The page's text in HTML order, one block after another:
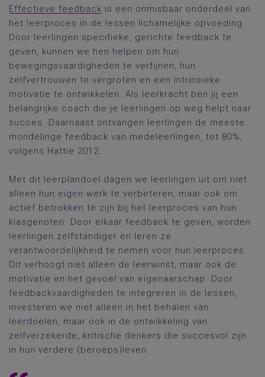
Effectieve feedback is een onmisbaar onderdeel van
het leerproces in de lessen lichamelijke opvoeding.
Door leerlingen specifieke, gerichte feedback te
geven, kunnen we hen helpen om hun
bewegingsvaardigheden te verfijnen, hun
zelfvertrouwen te vergroten en een intrinsieke
motivatie te ontwikkelen. Als leerkracht ben jij een
belangrijke coach die je leerlingen op weg helpt naar
succes. Daarnaast ontvangen leerlingen de meeste
mondelinge feedback van medeleerlingen, tot 80%,
volgens Hattie 2012.
Met dit leerplandoel dagen we leerlingen uit om niet
alleen hun eigen werk te verbeteren, maar ook om
actief betrokken te zijn bij het leerproces van hun
klasgenoten. Door elkaar feedback te geven, worden
leerlingen zelfstandiger en leren ze
verantwoordelijkheid te nemen voor hun leerproces.
Dit verhoogt niet alleen de leerwinst, maar ook de
motivatie en het gevoel van eigenaarschap. Door
feedbackvaardigheden te integreren in de lessen,
investeren we niet alleen in het behalen van
leerdoelen, maar ook in de ontwikkeling van
zelfverzekerde, kritische denkers die succesvol zijn
in hun verdere (beroeps)leven.